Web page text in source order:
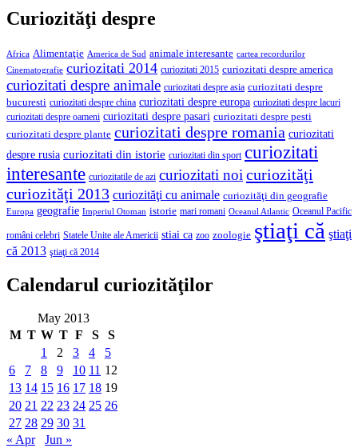
Curiozităţi despre
Africa Alimentaţie America de Sud animale interesante cartea recordurilor
Cinematografie curiozitati 2014 curiozitati 2015 curiozitati despre america
curiozitati despre animale curiozitati despre asia curiozitati despre
bucuresti curiozitati despre china curiozitati despre europa curiozitati despre lacuri
curiozitati despre oameni curiozitati despre pasari curiozitati despre pesti
curiozitati despre plante curiozitati despre romania curiozitati
despre rusia curiozitati din istorie curiozitati din sport curiozitati
interesante curiozitatile de azi curiozitati noi curiozităţi
curiozităţi 2013 curiozităţi cu animale curiozităţi din geografie
Europa geografie Imperiul Otoman istorie mari romani Oceanul Atlantic Oceanul Pacific
români celebri Statele Unite ale Americii stiai ca zoo zoologie ştiaţi că ştiaţi
că 2013 ştiaţi că 2014
Calendarul curiozităţilor
May 2013
M T W T F S
S
1
2 3 4
5
6
7 8 9 10 11 12
13 14 15 16 17 18 19
20 21 22 23 24 25 26
27 28 29 30 31
« Apr
Jun »